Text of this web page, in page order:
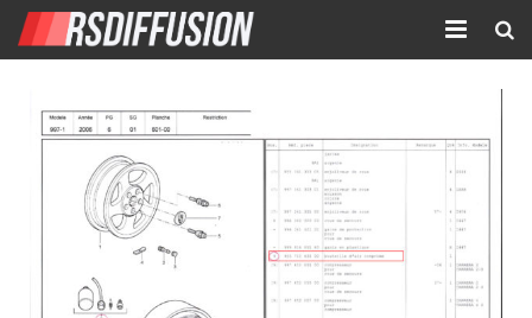
Nouvelles annonces
Annonces prolongées
Atelier mécanique
Contact